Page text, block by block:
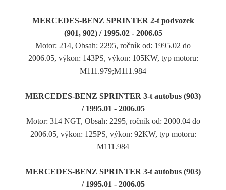
MERCEDES-BENZ SPRINTER 2-t podvozek
(901, 902) / 1995.02 - 2006.05
Motor: 214, Obsah: 2295, ročník od: 1995.02 do
2006.05, výkon: 143PS, výkon: 105KW, typ motoru:
M111.979;M111.984
MERCEDES-BENZ SPRINTER 3-t autobus (903)
/ 1995.01 - 2006.05
Motor: 314 NGT, Obsah: 2295, ročník od: 2000.04 do
2006.05, výkon: 125PS, výkon: 92KW, typ motoru:
M111.984
MERCEDES-BENZ SPRINTER 3-t autobus (903)
/ 1995.01 - 2006.05